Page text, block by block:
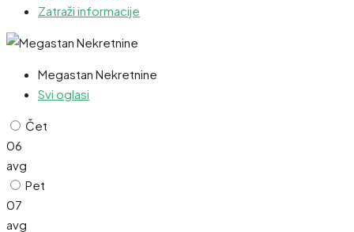
Zatraži informacije
Megastan Nekretnine
Svi oglasi
Čet
06
avg
Pet
07
avg